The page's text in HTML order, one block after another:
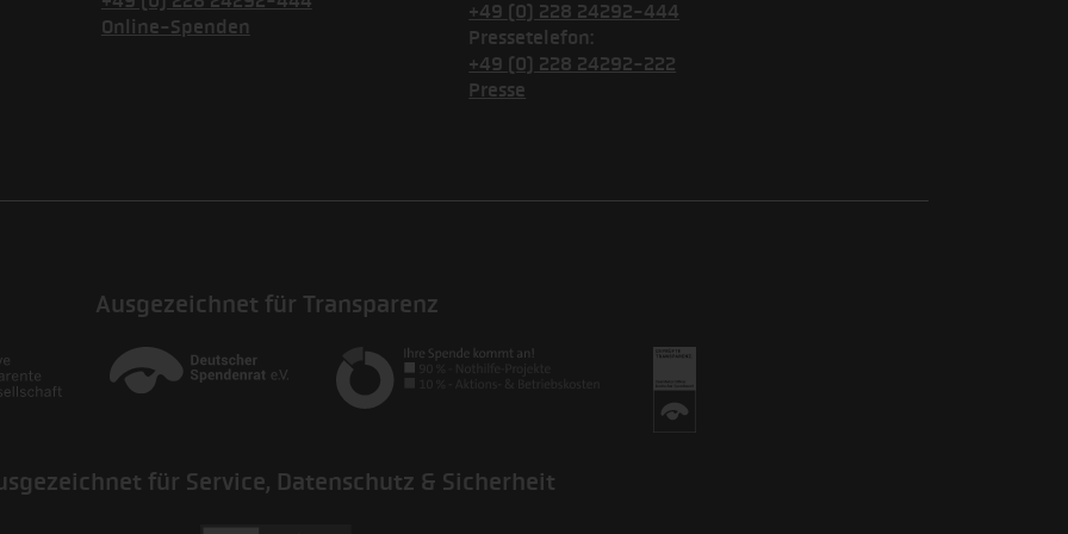
Online-Spenden
+49 (0) 228 24292-444
Pressetelefon:
+49 (0) 228 24292-222
Presse
Ausgezeichnet für Transparenz
für Service, Datenschutz & Sicherheit